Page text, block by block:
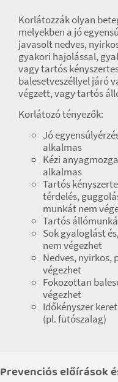
Korlátozzák olyan
melyekben a jó
javasolt nedves,
gyakori hajolással,
vagy tartós
balesetveszéllyel járó
végzett, vagy tartós
Korlátozó tényezők:
Jó
alkalmas
Kézi
alkalmas
Tartós
térdelés,
munkát nem
Tartós
Sok gyaloglást
nem végezhet
Nedves, nyirkos,
végezhet
Fokozottan
végezhet
Időkényszer
(pl. futószalag)
Prevenciós előírások